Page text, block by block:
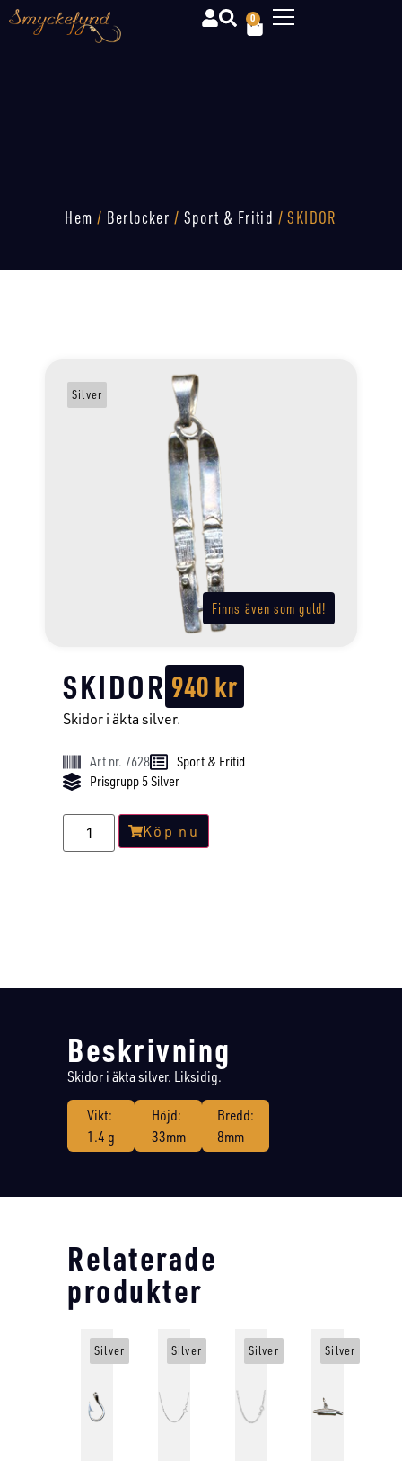
0
Hem / Berlocker / Sport & Fritid / SKIDOR
Finns även som guld!
Silver
SKIDOR 940kr
Skidor i äkta silver.
Art nr. 7628
Sport & Fritid
Prisgrupp 5 Silver
Köp nu
Beskrivning
Skidor i äkta silver. Liksidig.
Vikt:
1.4 g
Höjd:
33mm
Bredd:
8mm
Relaterade
produkter
Silver Silver Silver Silver